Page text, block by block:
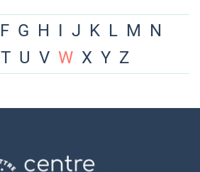
F G H I J K L M N
T U V W X Y Z